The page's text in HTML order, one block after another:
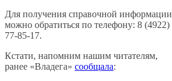
Для получения справочной информации
можно обратиться по телефону: 8 (4922)
77-85-17.
Кстати, напомним нашим читателям,
ранее «Владега» сообщала: